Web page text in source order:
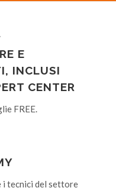
E
INCLUSI
CENTER
FREE.
i tecnici del settore